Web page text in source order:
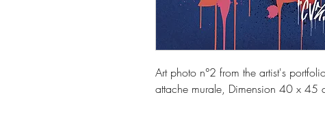
Art photo n°2 from the artist's
attache murale, Dimension 40 x 45